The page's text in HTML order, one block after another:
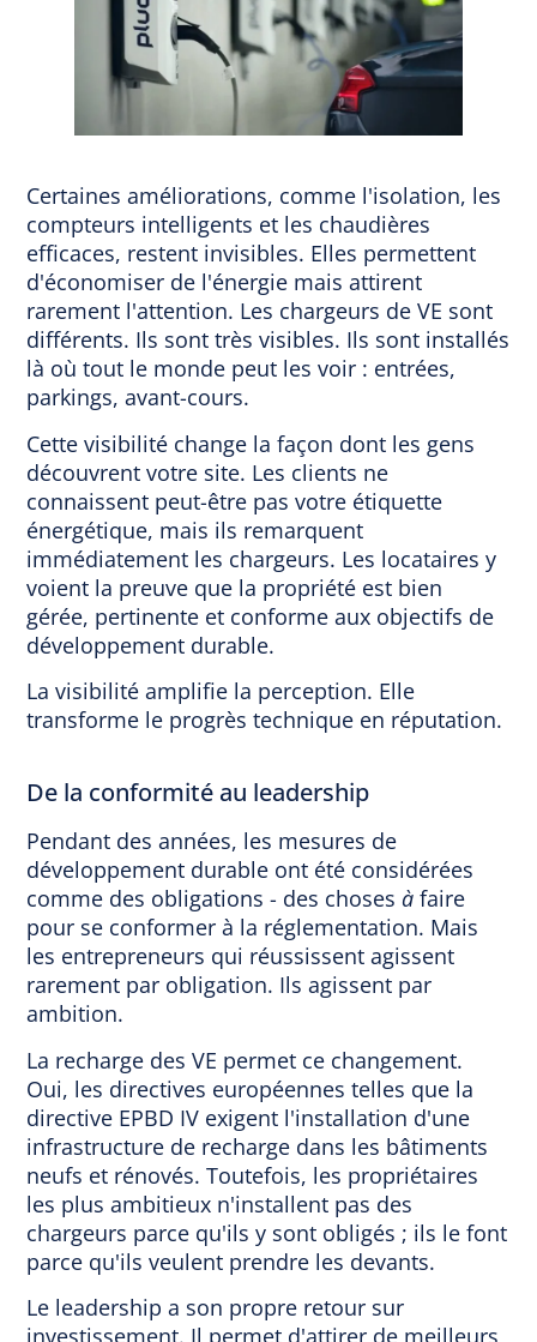
Certaines améliorations, comme l'isolation, les
compteurs intelligents et les chaudières
efficaces, restent invisibles. Elles permettent
d'économiser de l'énergie mais attirent
rarement l'attention. Les chargeurs de VE sont
différents. Ils sont très visibles. Ils sont installés
là où tout le monde peut les voir : entrées,
parkings, avant-cours.
Cette visibilité change la façon dont les gens
découvrent votre site. Les clients ne
connaissent peut-être pas votre étiquette
énergétique, mais ils remarquent
immédiatement les chargeurs. Les locataires y
voient la preuve que la propriété est bien
gérée, pertinente et conforme aux objectifs de
développement durable.
La visibilité amplifie la perception. Elle
transforme le progrès technique en réputation.
De la conformité au leadership
Pendant des années, les mesures de
développement durable ont été considérées
comme des obligations - des choses à faire
pour se conformer à la réglementation. Mais
les entrepreneurs qui réussissent agissent
rarement par obligation. Ils agissent par
ambition.
La recharge des VE permet ce changement.
Oui, les directives européennes telles que la
directive EPBD IV exigent l'installation d'une
infrastructure de recharge dans les bâtiments
neufs et rénovés. Toutefois, les propriétaires
les plus ambitieux n'installent pas des
chargeurs parce qu'ils y sont obligés ; ils le font
parce qu'ils veulent prendre les devants.
Le leadership a son propre retour sur